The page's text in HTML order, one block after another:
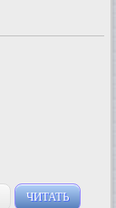
ЧИТАТЬ